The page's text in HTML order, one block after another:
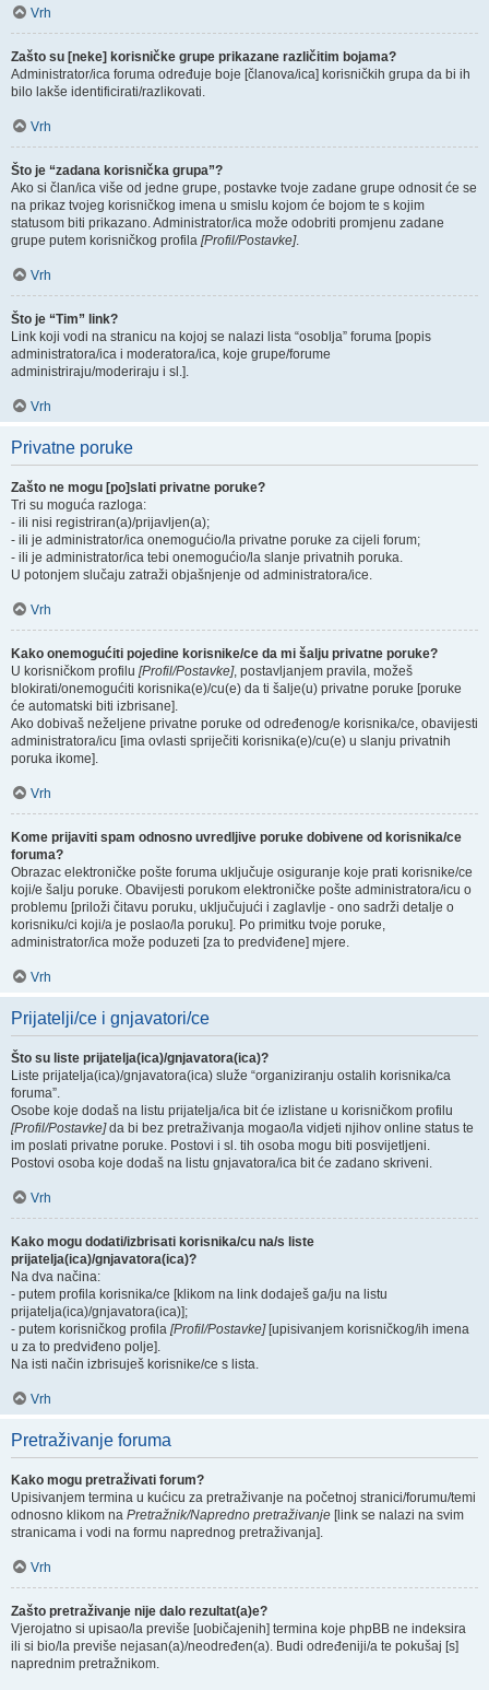
Vrh
Zašto su [neke] korisničke grupe prikazane različitim bojama?
Administrator/ica foruma određuje boje [članova/ica] korisničkih grupa da bi ih
bilo lakše identificirati/razlikovati.
Vrh
Što je “zadana korisnička grupa”?
Ako si član/ica više od jedne grupe, postavke tvoje zadane grupe odnosit će se
na prikaz tvojeg korisničkog imena u smislu kojom će bojom te s kojim
statusom biti prikazano. Administrator/ica može odobriti promjenu zadane
grupe putem korisničkog profila [Profil/Postavke].
Vrh
Što je “Tim” link?
Link koji vodi na stranicu na kojoj se nalazi lista “osoblja” foruma [popis
administratora/ica i moderatora/ica, koje grupe/forume
administriraju/moderiraju i sl.].
Vrh
Privatne poruke
Zašto ne mogu [po]slati privatne poruke?
Tri su moguća razloga:
- ili nisi registriran(a)/prijavljen(a);
- ili je administrator/ica onemogućio/la privatne poruke za cijeli forum;
- ili je administrator/ica tebi onemogućio/la slanje privatnih poruka.
U potonjem slučaju zatraži objašnjenje od administratora/ice.
Vrh
Kako onemogućiti pojedine korisnike/ce da mi šalju privatne poruke?
U korisničkom profilu [Profil/Postavke], postavljanjem pravila, možeš
blokirati/onemogućiti korisnika(e)/cu(e) da ti šalje(u) privatne poruke [poruke
će automatski biti izbrisane].
Ako dobivaš neželjene privatne poruke od određenog/e korisnika/ce, obavijesti
administratora/icu [ima ovlasti spriječiti korisnika(e)/cu(e) u slanju privatnih
poruka ikome].
Vrh
Kome prijaviti spam odnosno uvredljive poruke dobivene od korisnika/ce
foruma?
Obrazac elektroničke pošte foruma uključuje osiguranje koje prati korisnike/ce
koji/e šalju poruke. Obavijesti porukom elektroničke pošte administratora/icu o
problemu [priloži čitavu poruku, uključujući i zaglavlje - ono sadrži detalje o
korisniku/ci koji/a je poslao/la poruku]. Po primitku tvoje poruke,
administrator/ica može poduzeti [za to predviđene] mjere.
Vrh
Prijatelji/ce i gnjavatori/ce
Što su liste prijatelja(ica)/gnjavatora(ica)?
Liste prijatelja(ica)/gnjavatora(ica) služe “organiziranju ostalih korisnika/ca
foruma”.
Osobe koje dodaš na listu prijatelja/ica bit će izlistane u korisničkom profilu
[Profil/Postavke]da bi bez pretraživanja mogao/la vidjeti njihov online status te
im poslati privatne poruke. Postovi i sl. tih osoba mogu biti posvijetljeni.
Postovi osoba koje dodaš na listu gnjavatora/ica bit će zadano skriveni.
Vrh
Kako mogu dodati/izbrisati korisnika/cu na/s liste
prijatelja(ica)/gnjavatora(ica)?
Na dva načina:
- putem profila korisnika/ce [klikom na link dodaješ ga/ju na listu
prijatelja(ica)/gnjavatora(ica)];
- putem korisničkog profila [Profil/Postavke][upisivanjem korisničkog/ih imena
u za to predviđeno polje].
Na isti način izbrisuješ korisnike/ce s lista.
Vrh
Pretraživanje foruma
Kako mogu pretraživati forum?
Upisivanjem termina u kućicu za pretraživanje na početnoj stranici/forumu/temi
odnosno klikom na Pretražnik/Napredno pretraživanje [link se nalazi na svim
stranicama i vodi na formu naprednog pretraživanja].
Vrh
Zašto pretraživanje nije dalo rezultat(a)e?
Vjerojatno si upisao/la previše [uobičajenih] termina koje phpBB ne indeksira
ili si bio/la previše nejasan(a)/neodređen(a). Budi određeniji/a te pokušaj [s]
naprednim pretražnikom.